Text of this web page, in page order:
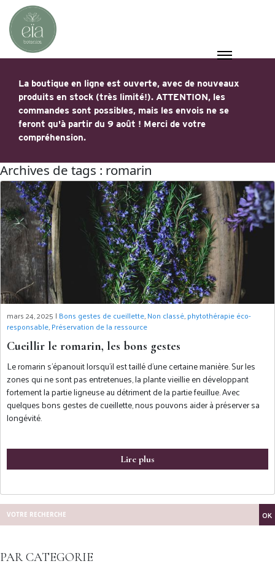
La boutique en ligne est ouverte, avec de nouveaux
produits en stock (très limité!). ATTENTION, les
commandes sont possibles, mais les envois ne se
feront qu'à partir du 9 août ! Merci de votre
compréhension.
Archives de tags : romarin
mars 24, 2025 | Bons gestes de cueillette,Non classé,phytothérapie éco-
responsable,Préservation de la ressource
Cueillir le romarin, les bons gestes
Le romarin s’épanouit lorsqu’il est taillé d’une certaine manière. Sur les
zones qui ne sont pas entretenues, la plante vieillie en développant
fortement la partie ligneuse au détriment de la partie feuillue. Avec
quelques bons gestes de cueillette, nous pouvons aider à préserver sa
longévité.
Lire plus
OK
PAR CATEGORIE